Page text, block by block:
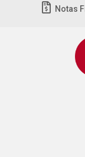
Notas